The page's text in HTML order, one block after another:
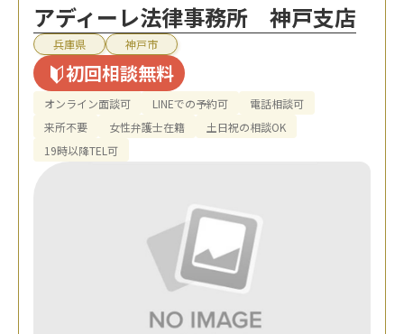
アディーレ法律事務所 神戸支店
兵庫県 神戸市
初回相談無料
オンライン面談可 LINEでの予約可
電話相談可
来所不要
女性弁護士在籍
土日祝の相談OK
19時以降TEL可